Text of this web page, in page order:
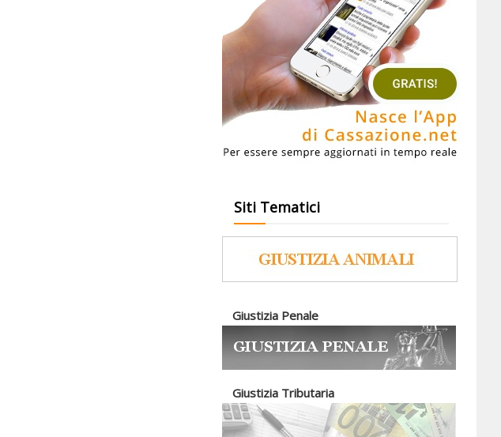
Siti Tematici
Giustizia Penale
Giustizia Tributaria